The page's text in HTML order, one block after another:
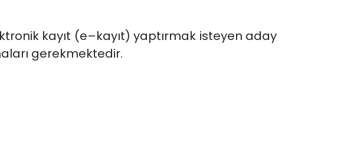
kayıt (e–kayıt) yaptırmak isteyen aday
gerekmektedir.